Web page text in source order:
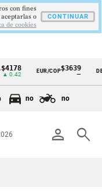
EUR/COP$3639
—
no no
person search
con fines
o
de cookies
CONTINUAR